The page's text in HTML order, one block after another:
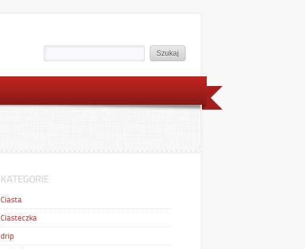
KATEGORIE
Ciasta
Ciasteczka
drip